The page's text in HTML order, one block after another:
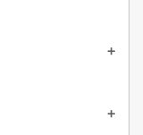
add
add